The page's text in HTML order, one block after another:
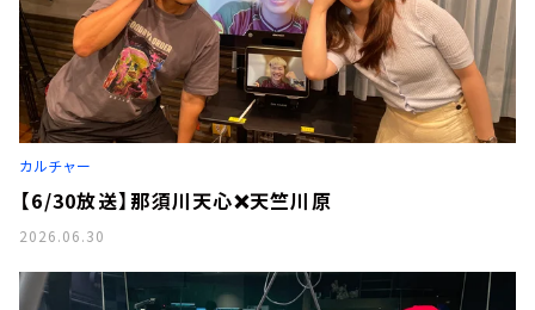
カルチャー
【6/30放送】那須川天心❌天竺川原
2026.06.30